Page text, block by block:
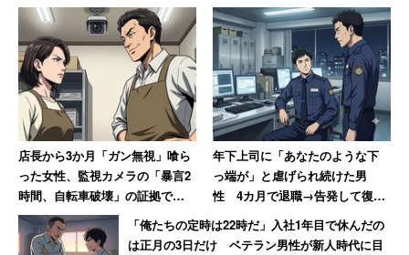
店長から3か月「ガン無視」喰ら
った女性、監視カメラの「暴言2
時間、自転車破壊」の証拠で反
撃 → 店長はクビ、その後店も潰
れる
年下上司に「あなたのような下
っ端が」と虐げられ続けた男
性 4カ月で退職→告発して復讐
を果たすまで【前編】
「俺たちの定時は22時だ」入社1年目で休んだの
は正月の3日だけ ベテラン男性が新人時代に目